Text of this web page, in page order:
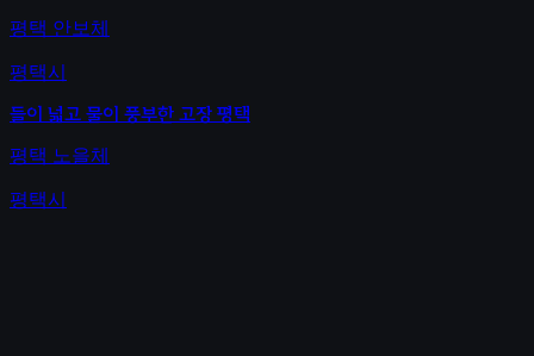
평택 안보체
평택시
들이 넓고 물이 풍부한 고장 평택
평택 노을체
평택시